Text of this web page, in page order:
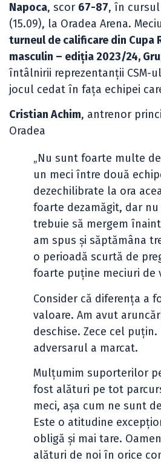
Napoca, scor 67-87, în
(15.09), la Oradea Arena.
turneul de calificare din Cupa
masculin – ediția 2023/24,
întâlnirii reprezentanții CSM-
jocul cedat în fața echipei
Cristian Achim, antrenor
Oradea
„Nu sunt foarte multe
un meci între două
dezechilibrate la ora
foarte dezamăgit, dar nu
trebuie să mergem
am spus și săptămâna
o perioadă scurtă de
foarte puține meciuri de
Consider că diferența a
valoare. Am avut
deschise. Zece cel
adversarul a marcat.
Mulțumim suporterilor
fost alături pe tot
meci, așa cum ne sunt
Este o atitudine
obligă și mai tare.
alături de noi în orice